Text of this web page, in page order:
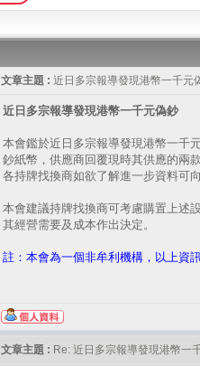
文章主題 : 近日多宗報導發現港幣一千元
近日多宗報導發現港幣一千元偽鈔
本會鑑於近日多宗報導發現港幣一千
鈔紙幣，供應商回覆現時其供應的兩
各持牌找換商如欲了解進一步資料可
本會建議持牌找換商可考慮購置上述
其經營需要及成本作出決定。
註：本會為一個非牟利機構，以上資
文章主題 : Re: 近日多宗報導發現港幣一